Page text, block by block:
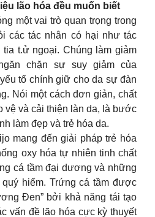
lão hóa đều muốn biết
một vai trò quan trọng trong
các tác nhân có hại như tác
t.ử ngoại. Chúng làm giảm
chặn sự suy giảm của
tố chính giữ cho da sự đàn
Nói một cách đơn giản, chất
vệ và cải thiện làn da, là bước
làm đẹp và trẻ hóa da.
mang đến giải pháp trẻ hóa
oxy hóa tự nhiên tinh chất
cá tầm đại dương và những
hiếm. Trứng cá tầm được
Đen” bởi khả năng tái tạo
vấn đề lão hóa cực kỳ thuyết